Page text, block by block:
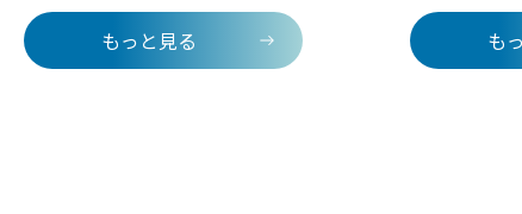
るで建物全体が自然の一部になったかのよう
な美しいデザインは、見る人の心を静かに震
もっと見る も